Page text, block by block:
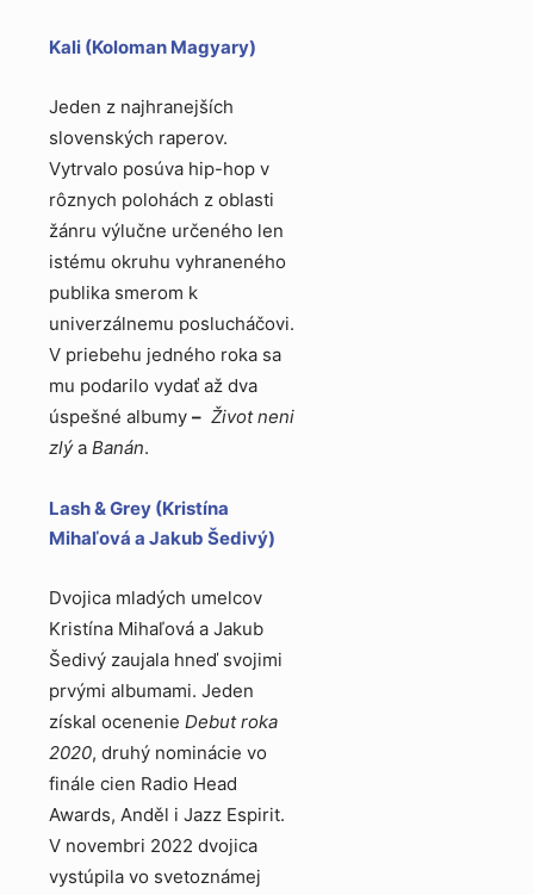
Kali (Koloman Magyary)
Jeden z najhranejších
slovenských raperov.
Vytrvalo posúva hip-hop v
rôznych polohách z oblasti
žánru výlučne určeného len
istému okruhu vyhraneného
publika smerom k
univerzálnemu poslucháčovi.
V priebehu jedného roka sa
mu podarilo vydať až dva
úspešné albumy – Život neni
zlýa Banán.
Lash & Grey (Kristína
Mihaľová a Jakub Šedivý)
Dvojica mladých umelcov
Kristína Mihaľová a Jakub
Šedivý zaujala hneď svojimi
prvými albumami. Jeden
získal ocenenie Debut roka
2020, druhý nominácie vo
finále cien Radio Head
Awards, Anděl i Jazz Espirit.
V novembri 2022 dvojica
vystúpila vo svetoznámej